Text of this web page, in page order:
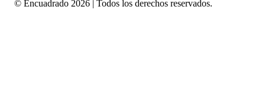
© Encuadrado 2026 | Todos los derechos reservados.